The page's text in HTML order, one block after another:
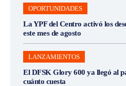
OPORTUNIDADES
La YPF del Centro activó los
este mes de agosto
LANZAMIENTOS
El DFSK Glory 600 ya llegó al
cuánto cuesta